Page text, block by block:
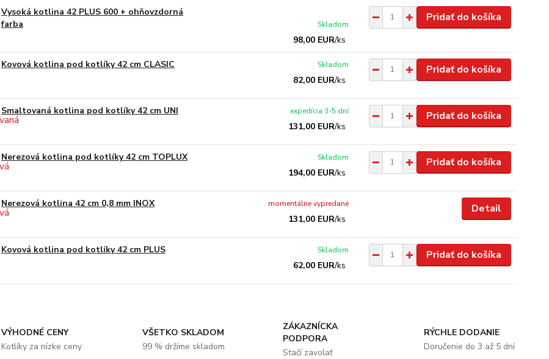
Vysoká kotlina 42 PLUS 600 + ohňovzdorná
farba
98,00 EUR/ks
Skladom
Pridať do košíka
Kovová kotlina pod kotlíky 42 cm CLASIC
82,00 EUR/ks
Skladom Pridať do košíka
Smaltovaná kotlina pod kotlíky 42 cm UNI
131,00 EUR/ks
expedícia 3-5 dní Pridať do košíka
Nerezová kotlina pod kotlíky 42 cm TOPLUX
194,00 EUR/ks
Skladom Pridať do košíka
Nerezová kotlina 42 cm 0,8 mm INOX
131,00 EUR/ks
momentálne vypredané Detail
Kovová kotlina pod kotlíky 42 cm PLUS
62,00 EUR/ks
Skladom Pridať do košíka
VÝHODNÉ CENY
Kotlíky za nízke ceny
VŠETKO SKLADOM
99 % držíme skladom
ZÁKAZNÍCKA
PODPORA
Stačí zavolať
RÝCHLE DODANIE
Doručenie do 3 až 5 dní